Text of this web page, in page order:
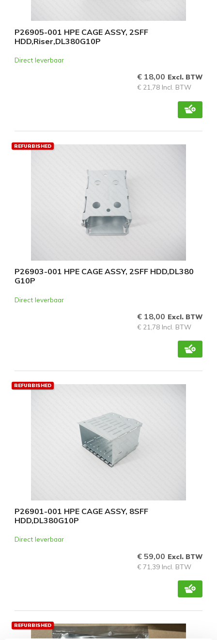
P26905-001 HPE CAGE ASSY, 2SFF
HDD,Riser,DL380G10P
Direct leverbaar
€ 18,00 Excl. BTW
€ 21,78 Incl. BTW
REFURBISHED
P26903-001 HPE CAGE ASSY, 2SFF HDD,DL380
G10P
Direct leverbaar
€ 18,00 Excl. BTW
€ 21,78 Incl. BTW
REFURBISHED
P26901-001 HPE CAGE ASSY, 8SFF
HDD,DL380G10P
Direct leverbaar
€ 59,00 Excl. BTW
€ 71,39 Incl. BTW
REFURBISHED